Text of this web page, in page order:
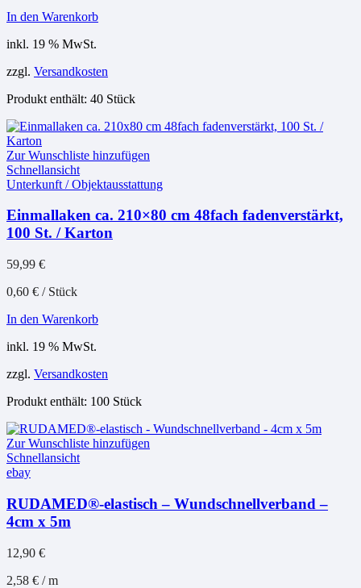
In den Warenkorb
inkl. 19 % MwSt.
zzgl. Versandkosten
Produkt enthält: 40 Stück
Zur Wunschliste hinzufügen
Schnellansicht
Unterkunft / Objektausstattung
Einmallaken ca. 210×80 cm 48fach fadenverstärkt,
100 St. / Karton
59,99 €
0,60 € / Stück
In den Warenkorb
inkl. 19 % MwSt.
zzgl. Versandkosten
Produkt enthält: 100 Stück
Zur Wunschliste hinzufügen
Schnellansicht
ebay
RUDAMED®-elastisch – Wundschnellverband –
4cm x 5m
12,90 €
2,58 € /m